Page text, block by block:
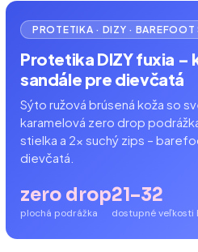
PROTETIKA · DIZY · BAREFOOT
Protetika DIZY fuxia
sandále pre dievčatá
Sýto ružová brúsená koža so
karamelová zero drop
stielka a 2× suchý zips –
dievčatá.
zero drop
plochá podrážka
21–32
dostupné veľkosti